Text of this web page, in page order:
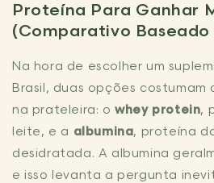
Proteína Para Ganhar
(Comparativo
Na hora de escolher um
Brasil, duas opções
na prateleira: owhey protein,
leite, e a albumina, proteína
desidratada. A albumina
e isso levanta a pergunta